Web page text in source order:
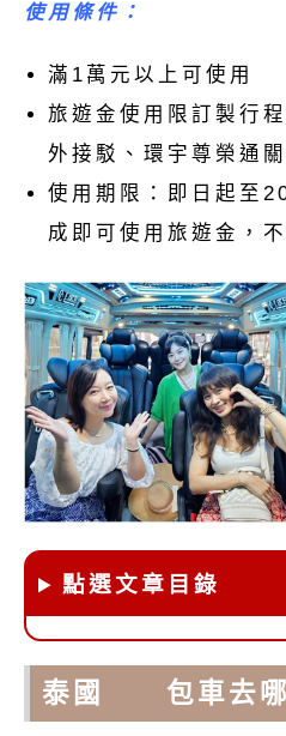
使用條件：
滿1萬元以上可使用
旅遊金使用限訂製行
外接駁、環宇尊榮通
使用期限：即日起至
成即可使用旅遊金，
點選文章目錄
泰國 包車去